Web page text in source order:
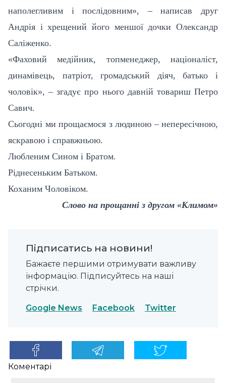
наполегливим і послідовним», – написав друг
Андрія і хрещений його меншої дочки Олександр
Саліженко.
«Фаховий медійник, топменеджер, націоналіст,
динамівець, патріот, громадський діяч, батько і
чоловік», – згадує про нього давній товариш Петро
Савич.
Сьогодні ми прощаємося з людиною – непересічною,
яскравою і справжньою.
Любленим Сином і Братом.
Ріднесеньким Батьком.
Коханим Чоловіком.
Слово на прощанні з другом «Климом»
Підписатись на новини!
Бажаєте першими отримувати важливу
інформацію. Підписуйтесь на наші
стрічки.
Google News Facebook Twitter
Коментарі